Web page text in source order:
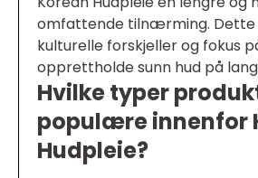
omfattende tilnærming. Dette
kulturelle forskjeller og fokus
opprettholde sunn hud på
Hvilke typer
populære innenfor
Hudpleie?